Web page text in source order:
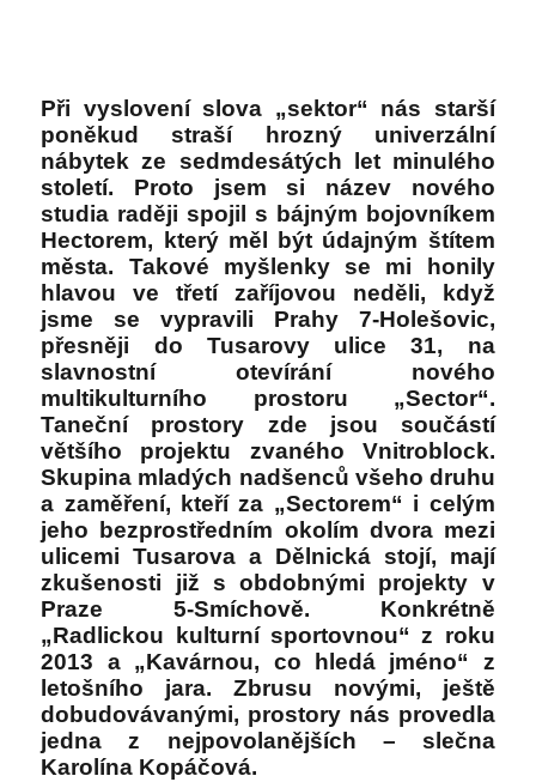
Při vyslovení slova „sektor“ nás starší
poněkud straší hrozný univerzální
nábytek ze sedmdesátých let minulého
století. Proto jsem si název nového
studia raději spojil s bájným bojovníkem
Hectorem, který měl být údajným štítem
města. Takové myšlenky se mi honily
hlavou ve třetí zaříjovou neděli, když
jsme se vypravili Prahy 7-Holešovic,
přesněji do Tusarovy ulice 31, na
slavnostní otevírání nového
multikulturního prostoru „Sector“.
Taneční prostory zde jsou součástí
většího projektu zvaného Vnitroblock.
Skupina mladých nadšenců všeho druhu
a zaměření, kteří za „Sectorem“ i celým
jeho bezprostředním okolím dvora mezi
ulicemi Tusarova a Dělnická stojí, mají
zkušenosti již s obdobnými projekty v
Praze 5-Smíchově. Konkrétně
„Radlickou kulturní sportovnou“ z roku
2013 a „Kavárnou, co hledá jméno“ z
letošního jara. Zbrusu novými, ještě
dobudovávanými, prostory nás provedla
jedna z nejpovolanějších – slečna
Karolína Kopáčová.